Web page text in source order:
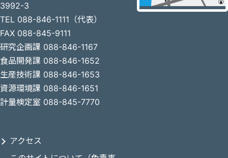
3992-3
TEL 088-846-1111（代表）
FAX 088-845-9111
研究企画課 088-846-1167
食品開発課 088-846-1652
生産技術課 088-846-1653
資源環境課 088-846-1651
計量検定室 088-845-7770
アクセス